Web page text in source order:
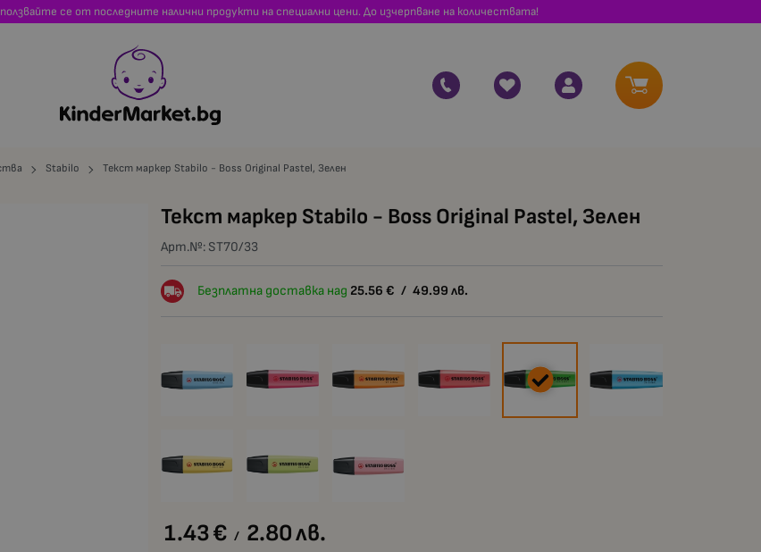
се от последните налични продукти на специални цени. До изчерпване на количествата!
Stabilo Текст маркер Stabilo - Boss Original Pastel, Зелен
Текст маркер Stabilo - Boss Original Pastel, Зелен
Арт.№: ST70/33
Безплатна доставка над 25.56 € / 49.99 лв.
1.43€ / 2.80лв.